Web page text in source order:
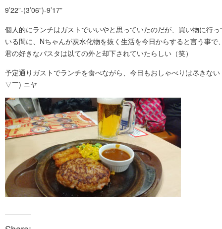
9’22”-(3’06”)-9’17”
個人的にランチはガストでいいやと思っていたのだが、買い物に行っ
いる間に、Nちゃんが炭水化物を抜く生活を今日からすると言う事で
君の好きなパスタは以ての外と却下されていたらしい（笑）
予定通りガストでランチを食べながら、今日もおしゃべりは尽きない
▽￣) ニヤ